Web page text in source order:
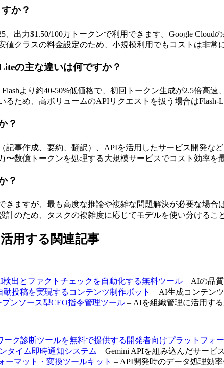
か？
、出力$1.50/100万トークンで利用できます。Google
値クラスの料金設定のため、小規模利用でもコストは非常
の主な違いは何ですか？
より約40-50%低価格で、初回トークン生成が2.5倍高
ため、高ボリュームのAPIリクエストを扱う場合はFlash-
？
記事作成、要約、翻訳）、APIを活用したサービス開発な
数億トークンを処理する大規模サービスでコスト効率を
？
ますが、最も高度な推論や複雑な問題解決が必要な場合
計のため、タスクの複雑度に応じてモデルを使い分けるこ
用する関連記事
検出とファクトチェックを自動化する無料ツール – AIの品
投稿を実現するコンテンツ制作ボット – AI生成コンテン
ンソース型CEO指令管理ツール – AIを組織管理に活用す
ーク診断ツールを無料で提供する開発者向けプラットフォ
タイム即時通知システム – Gemini APIを組み込んだサービ
ーマット・変換ツールキット – API開発時のデータ処理効